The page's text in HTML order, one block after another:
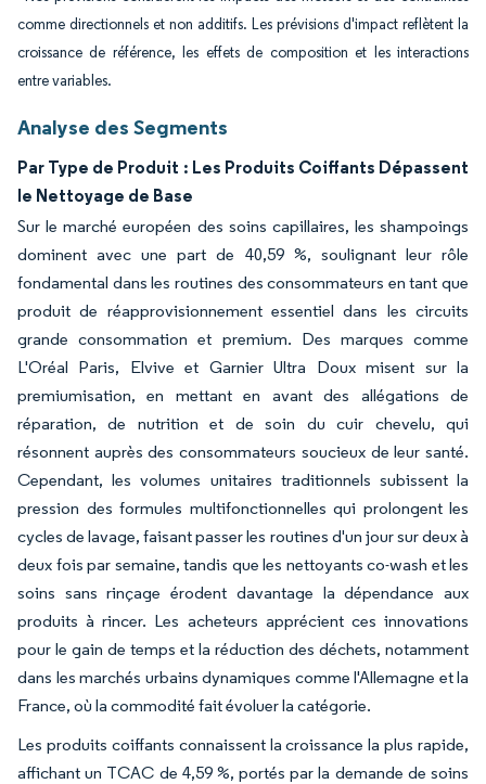
comme directionnels et non additifs. Les prévisions d'impact reflètent la
croissance de référence, les effets de composition et les interactions
entre variables.
Analyse des Segments
Par Type de Produit : Les Produits Coiffants Dépassent
le Nettoyage de Base
Sur le marché européen des soins capillaires, les shampoings
dominent avec une part de 40,59 %, soulignant leur rôle
fondamental dans les routines des consommateurs en tant que
produit de réapprovisionnement essentiel dans les circuits
grande consommation et premium. Des marques comme
L'Oréal Paris, Elvive et Garnier Ultra Doux misent sur la
premiumisation, en mettant en avant des allégations de
réparation, de nutrition et de soin du cuir chevelu, qui
résonnent auprès des consommateurs soucieux de leur santé.
Cependant, les volumes unitaires traditionnels subissent la
pression des formules multifonctionnelles qui prolongent les
cycles de lavage, faisant passer les routines d'un jour sur deux à
deux fois par semaine, tandis que les nettoyants co-wash et les
soins sans rinçage érodent davantage la dépendance aux
produits à rincer. Les acheteurs apprécient ces innovations
pour le gain de temps et la réduction des déchets, notamment
dans les marchés urbains dynamiques comme l'Allemagne et la
France, où la commodité fait évoluer la catégorie.
Les produits coiffants connaissent la croissance la plus rapide,
affichant un TCAC de 4,59 %, portés par la demande de soins